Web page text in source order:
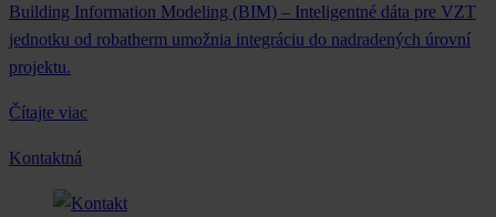
Building Information Modeling (BIM) – Inteligentné dáta pre VZT
jednotku od robatherm umožnia integráciu do nadradených úrovní
projektu.
Čítajte viac
Kontaktná